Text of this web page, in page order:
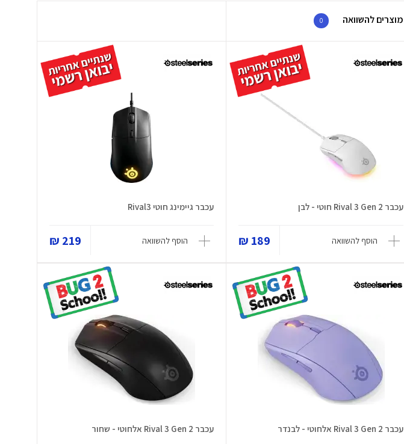
מוצרים להשוואה 0
עכבר Rival 3 Gen 2 חוטי - לבן
הוסף להשוואה 189 ₪
עכבר גיימינג חוטי Rival3
הוסף להשוואה 219 ₪
עכבר Rival 3 Gen 2 אלחוטי - לבנדר עכבר Rival 3 Gen 2 אלחוטי - שחור